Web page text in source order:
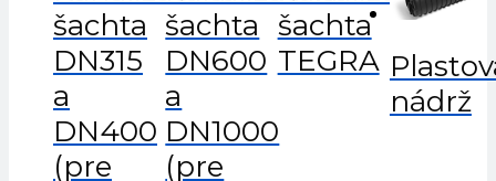
šachta
DN315
a
DN400
(pre
šachta
DN600
a
DN1000
(pre
šachta
TEGRA
nádrž